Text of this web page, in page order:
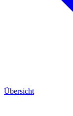
Übersicht